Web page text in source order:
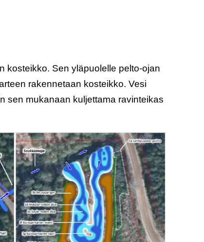
kosteikko. Sen yläpuolelle pelto-ojan
rakennetaan kosteikko. Vesi
sen mukanaan kuljettama ravinteikas